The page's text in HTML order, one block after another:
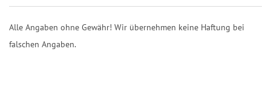
Alle Angaben ohne Gewähr! Wir übernehmen keine Haftung bei
falschen Angaben.